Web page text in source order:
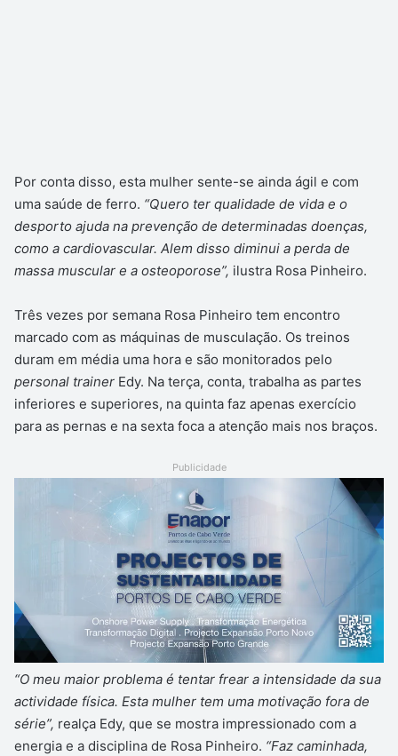
Por conta disso, esta mulher sente-se ainda ágil e com
uma saúde de ferro. “Quero ter qualidade de vida e o
desporto ajuda na prevenção de determinadas doenças,
como a cardiovascular. Alem disso diminui a perda de
massa muscular e a osteoporose”, ilustra Rosa Pinheiro.
Três vezes por semana Rosa Pinheiro tem encontro
marcado com as máquinas de musculação. Os treinos
duram em média uma hora e são monitorados pelo
personal trainer Edy. Na terça, conta, trabalha as partes
inferiores e superiores, na quinta faz apenas exercício
para as pernas e na sexta foca a atenção mais nos braços.
Publicidade
“O meu maior problema é tentar frear a intensidade da sua
actividade física. Esta mulher tem uma motivação fora de
série”, realça Edy, que se mostra impressionado com a
energia e a disciplina de Rosa Pinheiro. “Faz caminhada,